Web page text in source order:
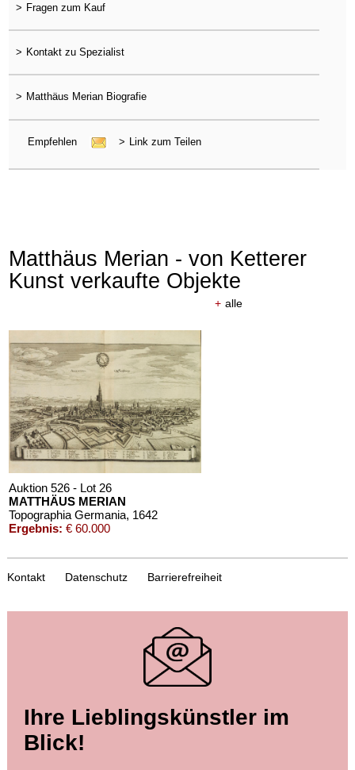
> Fragen zum Kauf
> Kontakt zu Spezialist
> Matthäus Merian Biografie
Empfehlen > Link zum Teilen
Matthäus Merian - von Ketterer
Kunst verkaufte Objekte
+ alle
Auktion 526 - Lot 26
MATTHÄUS MERIAN
Topographia Germania, 1642
Ergebnis: € 60.000
MATTHÄUS (D.Ä.) MERIAN
Topographia Germaniae. 13 Bde., 1655
Ergebnis:€ 60.000
Kontakt Datenschutz Barrierefreiheit
Ihre Lieblingskünstler im
Blick!